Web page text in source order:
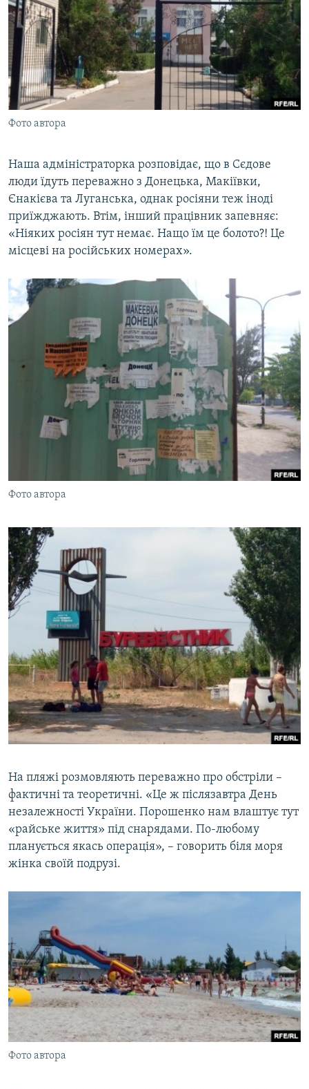
Фото автора
Наша адміністраторка розповідає, що в Сєдове
люди їдуть переважно з Донецька, Макіївки,
Єнакієва та Луганська, однак росіяни теж іноді
приїжджають. Втім, інший працівник запевняє:
«Ніяких росіян тут немає. Нащо їм це болото?! Це
місцеві на російських номерах».
Фото автора
На пляжі розмовляють переважно про обстріли –
фактичні та теоретичні. «Це ж післязавтра День
незалежності України. Порошенко нам влаштує тут
«райське життя» під снарядами. По-любому
планується якась операція», – говорить біля моря
жінка своїй подрузі.
Фото автора